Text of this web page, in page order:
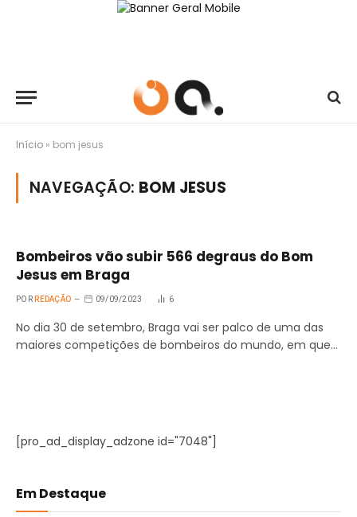
Início » bom jesus
NAVEGAÇÃO: BOM JESUS
Bombeiros vão subir 566 degraus do Bom
Jesus em Braga
POR REDAÇÃO 09/09/2023 6
No dia 30 de setembro, Braga vai ser palco de uma das
maiores competições de bombeiros do mundo, em que…
[pro_ad_display_adzone id="7048"]
Em Destaque